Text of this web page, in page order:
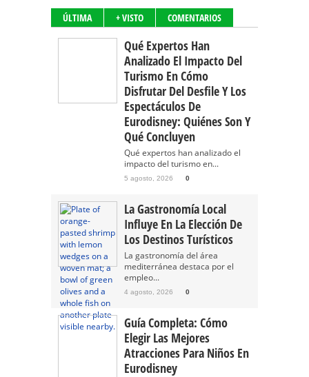
ÚLTIMA + VISTO COMENTARIOS
Qué Expertos Han
Analizado El Impacto Del
Turismo En Cómo
Disfrutar Del Desfile Y Los
Espectáculos De
Eurodisney: Quiénes Son Y
Qué Concluyen
Qué expertos han analizado el
impacto del turismo en...
5 agosto, 2026 0
La Gastronomía Local
Influye En La Elección De
Los Destinos Turísticos
La gastronomía del área
mediterránea destaca por el
empleo...
4 agosto, 2026 0
Guía Completa: Cómo
Elegir Las Mejores
Atracciones Para Niños En
Eurodisney